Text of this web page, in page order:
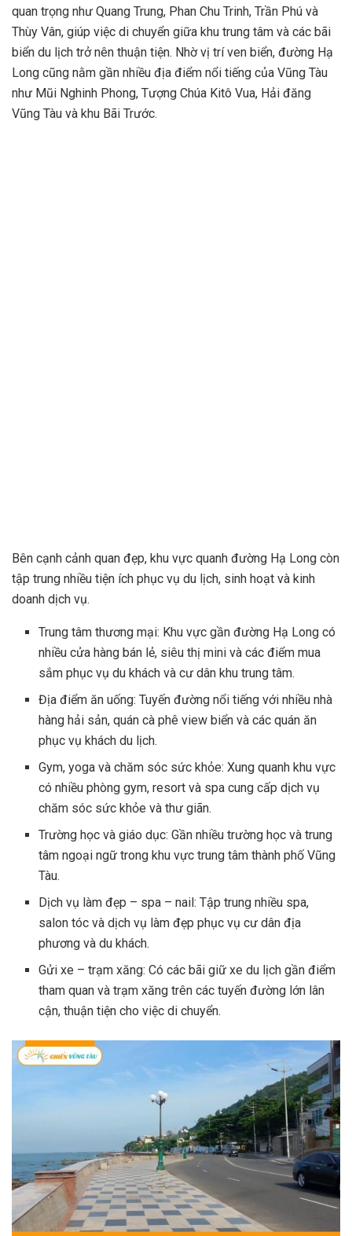
quan trọng như Quang Trung, Phan Chu Trinh, Trần Phú và
Thùy Vân, giúp việc di chuyển giữa khu trung tâm và các bãi
biển du lịch trở nên thuận tiện. Nhờ vị trí ven biển, đường Hạ
Long cũng nằm gần nhiều địa điểm nổi tiếng của Vũng Tàu
như Mũi Nghinh Phong, Tượng Chúa Kitô Vua, Hải đăng
Vũng Tàu và khu Bãi Trước.
Bên cạnh cảnh quan đẹp, khu vực quanh đường Hạ Long còn
tập trung nhiều tiện ích phục vụ du lịch, sinh hoạt và kinh
doanh dịch vụ.
Trung tâm thương mại: Khu vực gần đường Hạ Long có
nhiều cửa hàng bán lẻ, siêu thị mini và các điểm mua
sắm phục vụ du khách và cư dân khu trung tâm.
Địa điểm ăn uống: Tuyến đường nổi tiếng với nhiều nhà
hàng hải sản, quán cà phê view biển và các quán ăn
phục vụ khách du lịch.
Gym, yoga và chăm sóc sức khỏe: Xung quanh khu vực
có nhiều phòng gym, resort và spa cung cấp dịch vụ
chăm sóc sức khỏe và thư giãn.
Trường học và giáo dục: Gần nhiều trường học và trung
tâm ngoại ngữ trong khu vực trung tâm thành phố Vũng
Tàu.
Dịch vụ làm đẹp – spa – nail: Tập trung nhiều spa,
salon tóc và dịch vụ làm đẹp phục vụ cư dân địa
phương và du khách.
Gửi xe – trạm xăng: Có các bãi giữ xe du lịch gần điểm
tham quan và trạm xăng trên các tuyến đường lớn lân
cận, thuận tiện cho việc di chuyển.